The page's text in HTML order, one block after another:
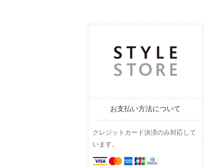
お支払い方法について
クレジットカード決済のみ対応して
います。